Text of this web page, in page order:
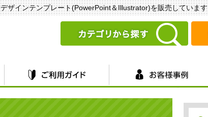
ザインテンプレート(PowerPoint＆Illustrator)を販売しています